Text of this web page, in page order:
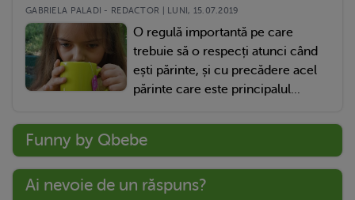
GABRIELA PALADI - REDACTOR | LUNI, 15.07.2019
O regulă importantă pe care
trebuie să o respecți atunci când
ești părinte, și cu precădere acel
părinte care este principalul...
Funny by Qbebe
Ai nevoie de un răspuns?